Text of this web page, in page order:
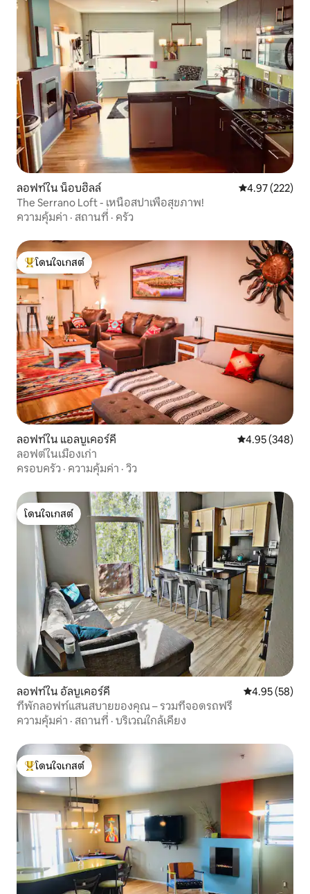
ลอฟท์ใน น็อบฮิลล์ คะแนนเฉลี่ย
4.97 (222)
The Serrano Loft - เหนือสปาเพื่อสุขภาพ!
ความคุ้มค่า · สถานที่ · ครัว
โดนใจเกสต์ที่สุด
โดนใจเกสต์
ลอฟท์ใน แอลบูเคอร์คี คะแนนเฉลี่ย
4.95 (348)
ลอฟต์ในเมืองเก่า
ครอบครัว · ความคุ้มค่า · วิว
โดนใจเกสต์
โดนใจเกสต์
ลอฟท์ใน อัลบูเคอร์คี คะแนนเฉลี่ย
4.95 (58)
ที่พักลอฟท์แสนสบายของคุณ – รวมที่จอดรถฟรี
ความคุ้มค่า · สถานที่ · บริเวณใกล้เคียง
โดนใจเกสต์ที่สุด
โดนใจเกสต์